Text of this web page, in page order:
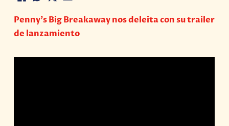
Penny’s Big Breakaway nos deleita con su trailer
de lanzamiento